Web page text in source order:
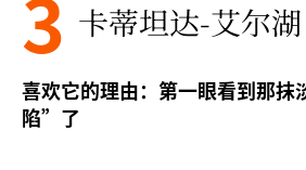
卡蒂坦达-艾尔湖
喜欢它的理由：第一眼看到那
陷”了